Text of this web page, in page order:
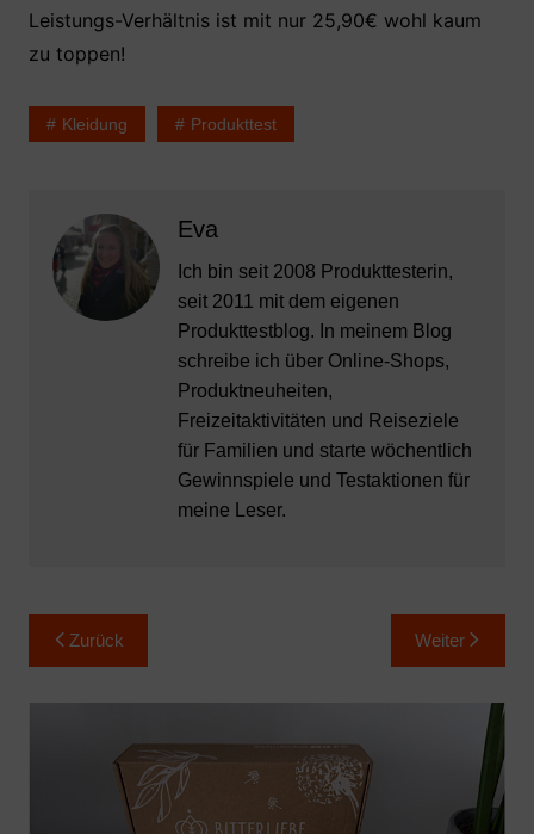
Leistungs-Verhältnis ist mit nur 25,90€ wohl kaum
zu toppen!
Kleidung Produkttest
Eva
Ich bin seit 2008 Produkttesterin,
seit 2011 mit dem eigenen
Produkttestblog. In meinem Blog
schreibe ich über Online-Shops,
Produktneuheiten,
Freizeitaktivitäten und Reiseziele
für Familien und starte wöchentlich
Gewinnspiele und Testaktionen für
meine Leser.
Beitragsnavigation
Zurück Weiter